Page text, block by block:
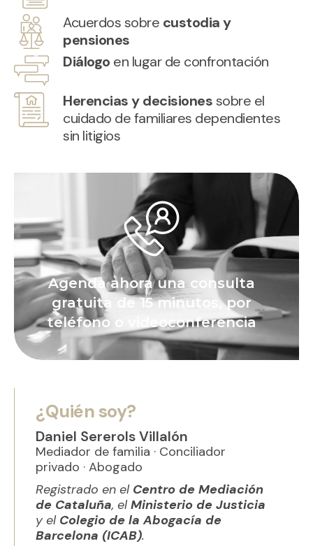
Acuerdos sobre custodia y
pensiones
Diálogo en lugar de confrontación
Herencias y decisionessobre el
cuidado de familiares dependientes
sin litigios
Agenda ahora una consulta
gratuita de 15 minutos, por
teléfono o videoconferencia
¿Quién soy?
Daniel Sererols Villalón
Mediador de familia · Conciliador
privado · Abogado
Registrado en el Centro de Mediación
de Cataluña, elMinisterio de Justicia
y el Colegio de la Abogacía de
Barcelona (ICAB).